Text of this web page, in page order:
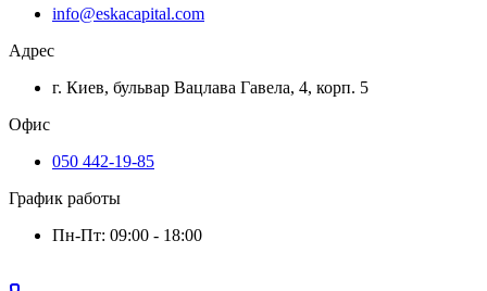
info@eskacapital.com
Адрес
г. Киев, бульвар Вацлава Гавела, 4, корп. 5
Офис
050 442-19-85
График работы
Пн-Пт: 09:00 - 18:00